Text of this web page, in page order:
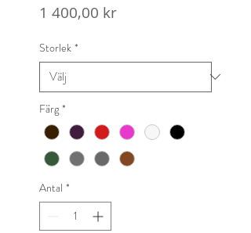
1 400,00 krPris
Storlek *
Färg *
Antal *